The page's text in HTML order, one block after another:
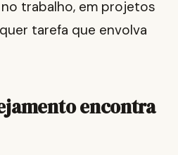
trabalho, em projetos
tarefa que envolva
encontra